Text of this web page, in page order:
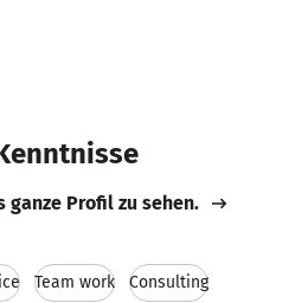
ganze Profil zu sehen.
Team work Consulting